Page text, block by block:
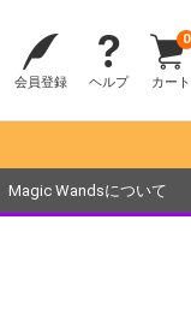
会員登録 ヘルプ カート
0
Magic Wandsについて